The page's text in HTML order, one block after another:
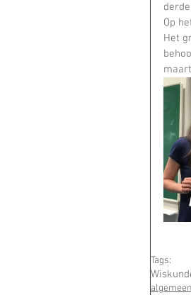
Op
Het
Tags:
algemeen